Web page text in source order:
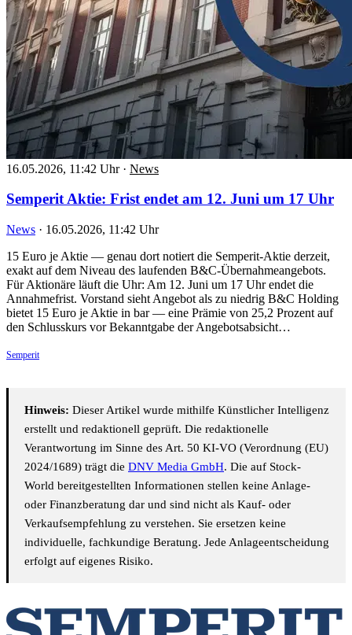
16.05.2026, 11:42 Uhr · News
Semperit Aktie: Frist endet am 12. Juni um 17 Uhr
News · 16.05.2026, 11:42 Uhr
15 Euro je Aktie — genau dort notiert die Semperit-Aktie derzeit,
exakt auf dem Niveau des laufenden B&C-Übernahmeangebots.
Für Aktionäre läuft die Uhr: Am 12. Juni um 17 Uhr endet die
Annahmefrist. Vorstand sieht Angebot als zu niedrig B&C Holding
bietet 15 Euro je Aktie in bar — eine Prämie von 25,2 Prozent auf
den Schlusskurs vor Bekanntgabe der Angebotsabsicht…
Semperit
Hinweis: Dieser Artikel wurde mithilfe Künstlicher Intelligenz
erstellt und redaktionell geprüft. Die redaktionelle
Verantwortung im Sinne des Art. 50 KI-VO (Verordnung (EU)
2024/1689) trägt die DNV Media GmbH. Die auf Stock-
World bereitgestellten Informationen stellen keine Anlage-
oder Finanzberatung dar und sind nicht als Kauf- oder
Verkaufsempfehlung zu verstehen. Sie ersetzen keine
individuelle, fachkundige Beratung. Jede Anlageentscheidung
erfolgt auf eigenes Risiko.